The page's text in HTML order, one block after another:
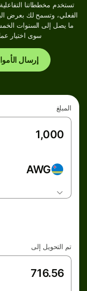
تستخدم مخططاتنا
الفعلي، وتسمح لك بعرض
ما يصل إلى السنوات
سوى اختيار
إرسال
المبلغ
AWG
تم التحويل إلى